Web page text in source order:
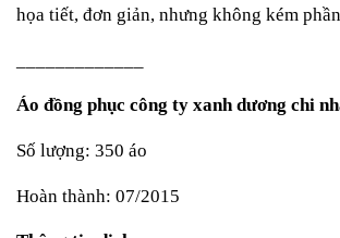
họa tiết, đơn giản, nhưng không kém
Áo đồng phục công ty xanh dương chi
Số lượng: 350 áo
Hoàn thành: 07/2015